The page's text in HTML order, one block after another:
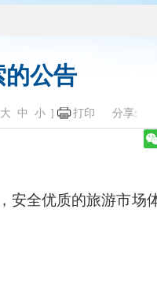
的公告
大 中 小 ] 打印
安全优质的旅游市场